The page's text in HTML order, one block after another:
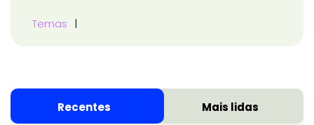
Temas
Recentes Mais lidas